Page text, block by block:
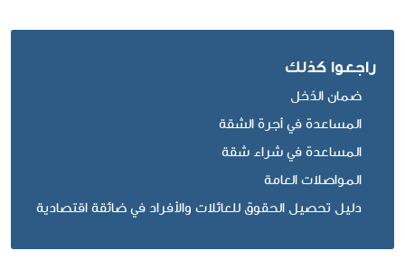
راجعوا كذلك
ضمان الدّخل
المساعدة في أجرة الشقة
المساعدة في شراء شقة
المواصلات العامة
دليل تحصيل الحقوق للعائلات والأفراد في ضائقة اقتصادية